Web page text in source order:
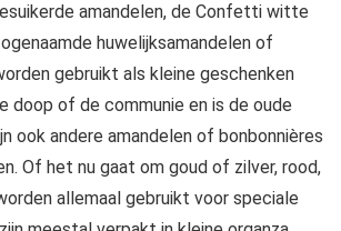
amandelen, de Confetti witte
huwelijksamandelen of
gebruikt als kleine geschenken
doop of de communie en is de oude
ook andere amandelen of bonbonnières
Of het nu gaat om goud of zilver, rood,
allemaal gebruikt voor speciale